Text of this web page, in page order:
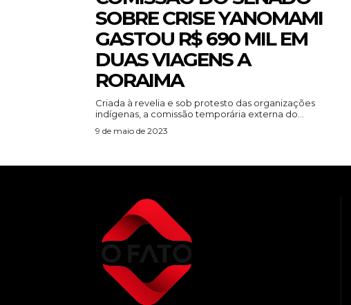
SOBRE CRISE YANOMAMI
GASTOU R$ 690 MIL EM
DUAS VIAGENS A
RORAIMA
Criada à revelia e sob protesto das organizações
indígenas, a comissão temporária externa do...
9 de maio de 2023